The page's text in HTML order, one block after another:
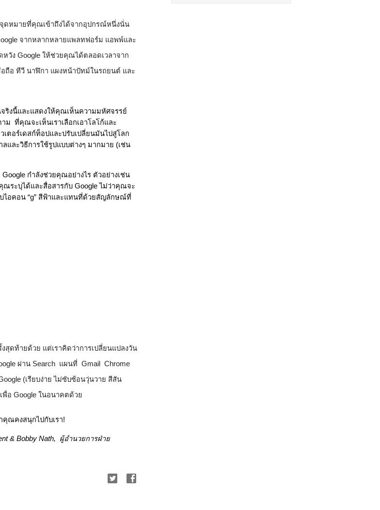
จุดหมายที่คุณเข้าถึงได้จากอุปกรณ์หนึ่งนั่น
จากหลากหลายแพลทฟอร์ม แอพพ์และ
วัง Google ให้ช่วยคุณได้ตลอดเวลาจาก
ถือ ทีวี นาฬิกา แผงหน้าปัทม์ในรถยนต์ และ
ริงนี้และแสดงให้คุณเห็นความมหัศจรรย์
ที่คุณจะเห็นเราเลือกเอาโลโก้และ
ตอร์เดสก์ท็อปและปรับเปลี่ยนมันไปสู่โลก
และวิธีการใช้รูปแบบต่างๆ มากมาย (เช่น
กำลังช่วยคุณอย่างไร ตัวอย่างเช่น
ระบุได้และสื่อสารกับ Google ไม่ว่าคุณจะ
ไอคอน “g” สีฟ้าและแทนที่ด้วยสัญลักษณ์ที่
สุดท้ายด้วย แต่เราคิดว่าการเปลี่ยนแปลงวัน
ผ่าน Search  แผนที่  Gmail  Chrome
(เรียบง่าย ไม่ซับซ้อนวุ่นวาย สีสัน
พื่อ Google ในอนาคตด้วย
ณคงสนุกไปกับเรา!
& Bobby Nath,  ผู้อำนวยการฝ่าย